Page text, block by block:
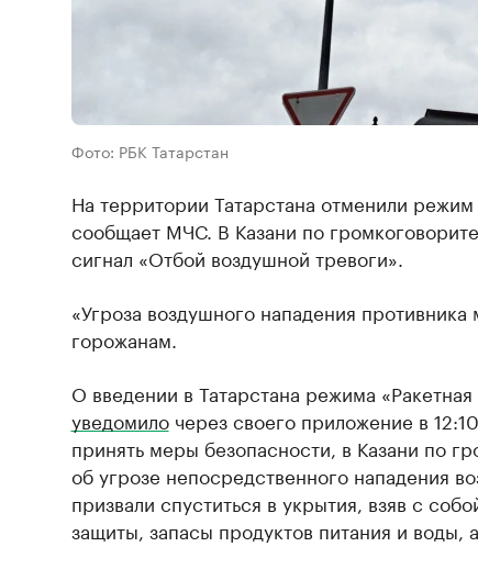
Фото: РБК Татарстан
На территории Татарстана отменили режим
сообщает МЧС. В Казани по
сигнал «Отбой воздушной тревоги».
«Угроза воздушного нападения
горожанам.
О введении в Татарстана режима
уведомилочерез своего приложение в
принять меры безопасности, в Казани по
об угрозе непосредственного нападения
призвали спуститься в укрытия, взяв с
защиты, запасы продуктов питания и воды,